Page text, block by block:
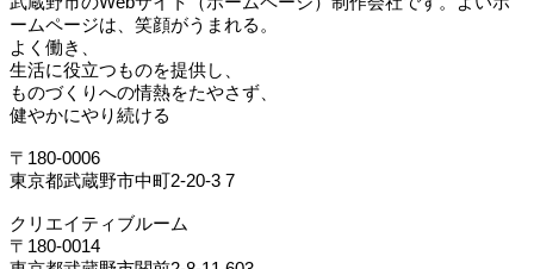
ームページは、笑顔がうまれる。
よく働き、
生活に役立つものを提供し、
ものづくりへの情熱をたやさず、
健やかにやり続ける
〒180-0006
東京都武蔵野市中町2-20-3 7
クリエイティブルーム
〒180-0014